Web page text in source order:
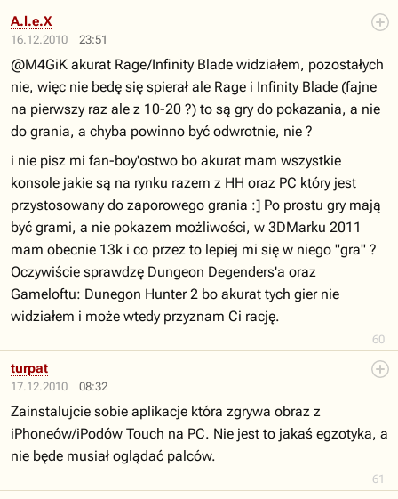
16.12.2010 23:51
60
A.l.e.X
@M4GiK akurat Rage/Infinity Blade widziałem, pozostałych
nie, więc nie bedę się spierał ale Rage i Infinity Blade (fajne
na pierwszy raz ale z 10-20 ?) to są gry do pokazania, a nie
do grania, a chyba powinno być odwrotnie, nie ?
i nie pisz mi fan-boy'ostwo bo akurat mam wszystkie
konsole jakie są na rynku razem z HH oraz PC który jest
przystosowany do zaporowego grania :] Po prostu gry mają
być grami, a nie pokazem możliwości, w 3DMarku 2011
mam obecnie 13k i co przez to lepiej mi się w niego "gra" ?
Oczywiście sprawdzę Dungeon Degenders'a oraz
Gameloftu: Dunegon Hunter 2 bo akurat tych gier nie
widziałem i może wtedy przyznam Ci rację.
17.12.2010 08:32
61
turpat
Zainstalujcie sobie aplikacje która zgrywa obraz z
iPhoneów/iPodów Touch na PC. Nie jest to jakaś egzotyka, a
nie będe musiał oglądać palców.